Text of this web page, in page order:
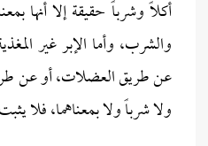
أكلاً وشرباً حقيقة إلا أنها
والشرب، وأما الإبر غير
عن طريق العضلات، أو عن
ولا شرباً ولا بمعناهما، فلا